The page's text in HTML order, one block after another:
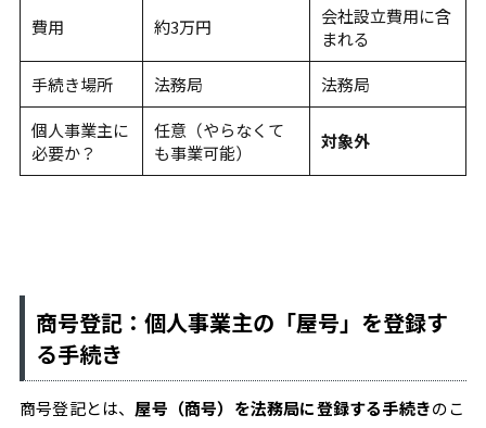
ト
を。
フ
リ
ー
ラ
め
の、
"働
費用 約3万円
会社設立費用に含
まれる
手続き場所
法務局
法務局
個人事業主に
必要か？
任意（やらなくて
も事業可能）
対象外
商号登記：個人事業主の「屋号」を登録す
る手続き
商号登記とは、屋号（商号）を法務局に登録する手続きのこ